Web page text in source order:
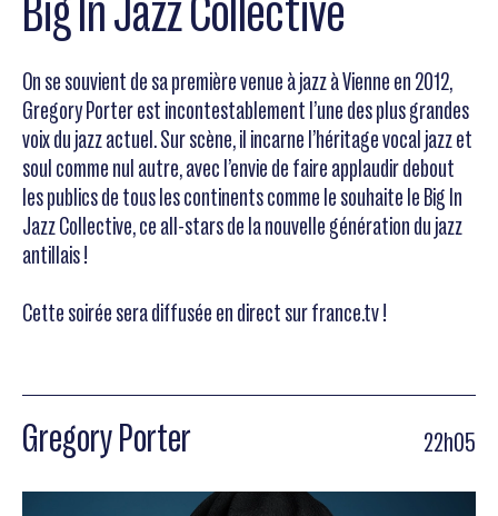
Big In Jazz Collective
On se souvient de sa première venue à jazz à Vienne en 2012,
Gregory Porter est incontestablement l’une des plus grandes
voix du jazz actuel. Sur scène, il incarne l’héritage vocal jazz et
soul comme nul autre, avec l’envie de faire applaudir debout
les publics de tous les continents comme le souhaite le Big In
Jazz Collective, ce all-stars de la nouvelle génération du jazz
antillais !
Cette soirée sera diffusée en direct sur france.tv !
Gregory Porter 22h05